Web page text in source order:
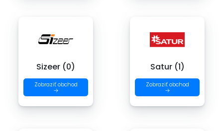
Sizeer (0)
Zobraziť obchod
→
Satur (1)
Zobraziť obchod
→